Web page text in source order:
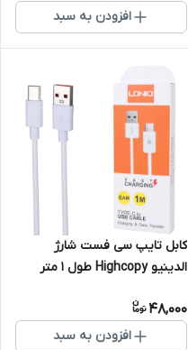
افزودن به سبد
کابل تایپ سی فست شارژ
الدینیو Highcopy طول 1 متر
48,000
افزودن به سبد